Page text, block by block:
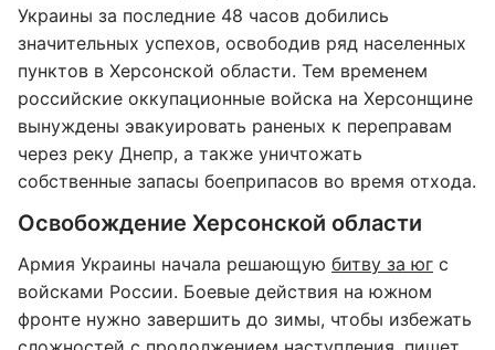
Украины за последние 48 часов добились
значительных успехов, освободив ряд населенных
пунктов в Херсонской области. Тем временем
российские оккупационные войска на Херсонщине
вынуждены эвакуировать раненых к переправам
через реку Днепр, а также уничтожать
собственные запасы боеприпасов во время отхода.
Освобождение Херсонской области
Армия Украины начала решающую битву за юг с
войсками России. Боевые действия на южном
фронте нужно завершить до зимы, чтобы избежать